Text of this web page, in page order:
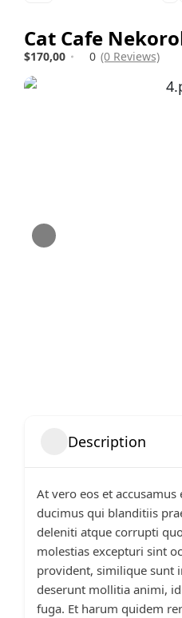
Cat Cafe
$170,00 0 (0 Reviews)
Description
At vero eos et
ducimus qui blanditiis
deleniti atque corrupti
molestias excepturi sint
provident, similique sunt
deserunt mollitia animi,
fuga. Et harum quidem